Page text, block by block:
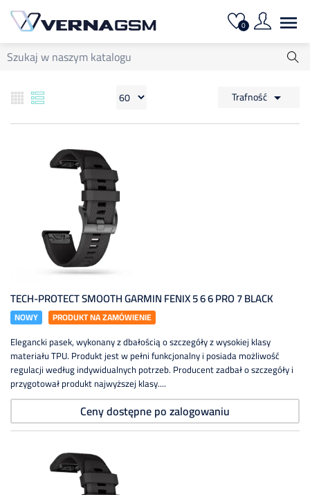
0 
Trafność 
TECH-PROTECT SMOOTH GARMIN FENIX 5 6 6 PRO 7 BLACK
NOWY PRODUKT NA ZAMÓWIENIE
Elegancki pasek, wykonany z dbałością o szczegóły z wysokiej klasy
materiału TPU. Produkt jest w pełni funkcjonalny i posiada możliwość
regulacji według indywidualnych potrzeb. Producent zadbał o szczegóły i
przygotował produkt najwyższej klasy....
Ceny dostępne po zalogowaniu